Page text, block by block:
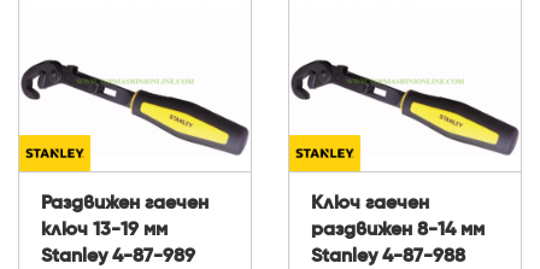
Раздвижен гаечен
ключ 13-19 мм
Stanley 4-87-989
Ключ гаечен
раздвижен 8-14 мм
Stanley 4-87-988